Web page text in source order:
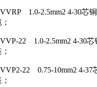
1.0-2.5mm2 4-30芯
22 1.0-2.5mm2 4-30
22 0.75-10mm2 4-37